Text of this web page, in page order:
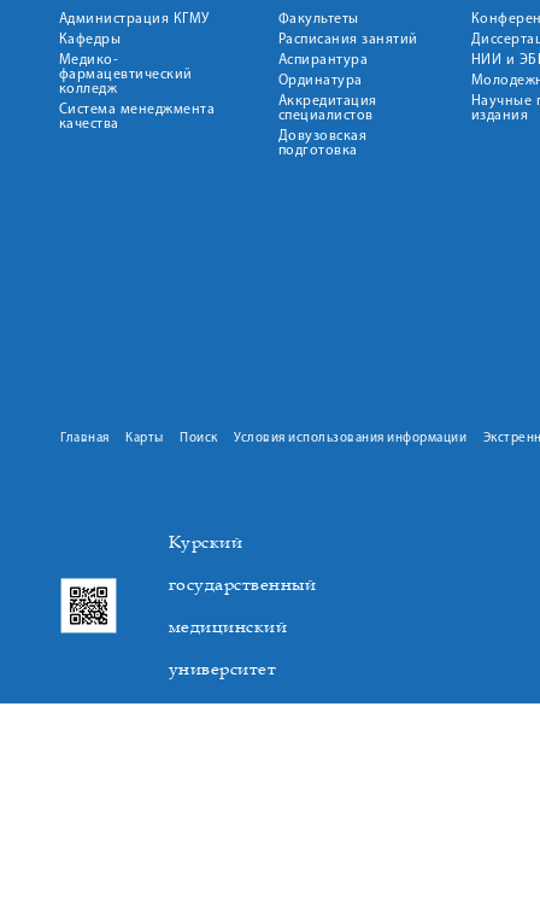
Администрация КГМУ
Кафедры
Медико-
фармацевтический
колледж
Система менеджмента
качества
Факультеты
Расписания занятий
Аспирантура
Ординатура
Аккредитация
специалистов
Довузовская
подготовка
НИИ и
Научные
издания
Главная Карты Поиск Условия использования информации
Курский
государственный
медицинский
университет